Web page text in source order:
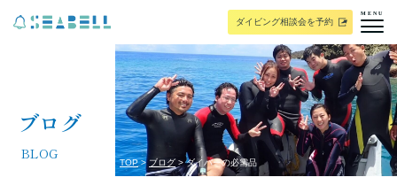
ダイビング相談会を予約
MENU
ブログ
BLOG TOP ブログ ダイバーの必需品